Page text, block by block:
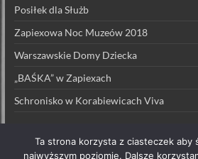
Posiłek dla Służb
Zapiexowa Noc Muzeów 2018
Warszawskie Domy Dziecka
„BAŚKA” w Zapiexach
Schronisko w Korabiewicach Viva
Ta strona korzysta z ciasteczek aby
najwyższym poziomie. Dalsze